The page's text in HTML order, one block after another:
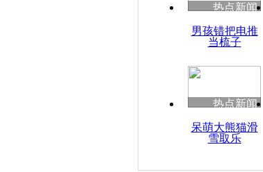
热点新闻
男孩错把电推
当梳子
热点新闻
呆萌大熊猫滑
雪取乐